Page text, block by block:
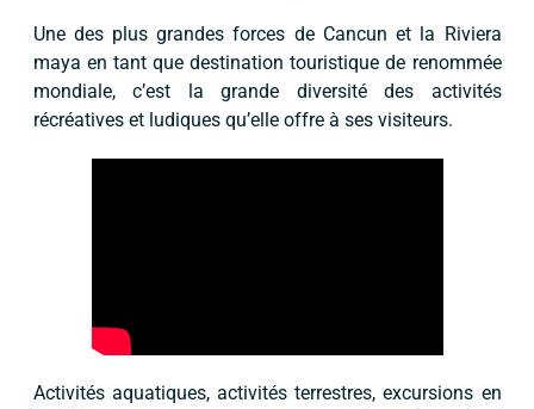
Une des plus grandes forces de Cancun et la Riviera
maya en tant que destination touristique de renommée
mondiale, c’est la grande diversité des activités
récréatives et ludiques qu’elle offre à ses visiteurs.
Activités aquatiques, activités terrestres, excursions en